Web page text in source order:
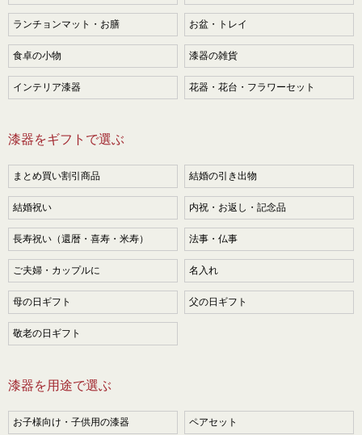
ランチョンマット・お膳 お盆・トレイ
食卓の小物 漆器の雑貨
インテリア漆器 花器・花台・フラワーセット
漆器をギフトで選ぶ
まとめ買い割引商品 結婚の引き出物
結婚祝い 内祝・お返し・記念品
長寿祝い（還暦・喜寿・米寿） 法事・仏事
ご夫婦・カップルに 名入れ
母の日ギフト 父の日ギフト
敬老の日ギフト
漆器を用途で選ぶ
お子様向け・子供用の漆器 ペアセット